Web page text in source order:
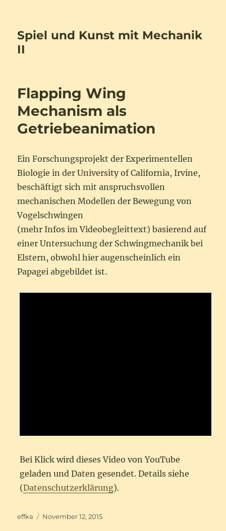
Spiel und Kunst mit Mechanik
II
Flapping Wing
Mechanism als
Getriebeanimation
Ein Forschungsprojekt der Experimentellen
Biologie in der University of California, Irvine,
beschäftigt sich mit anspruchsvollen
mechanischen Modellen der Bewegung von
Vogelschwingen
(mehr Infos im Videobegleittext) basierend auf
einer Untersuchung der Schwingmechanik bei
Elstern, obwohl hier augenscheinlich ein
Papagei abgebildet ist.
Bei Klick wird dieses Video von YouTube
geladen und Daten gesendet. Details siehe
(Datenschutzerklärung).
Autor
effka
Veröffentlicht
November 12, 2015